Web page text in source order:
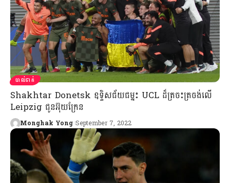
បាល់ទាត់
Shakhtar Donetsk ឧទ្ទិសជ័យជម្នះ UCL ដ៏ត្រចះត្រចង់លើ
Leipzig ជូនអ៊ុយក្រែន
Monghak Yong September 7, 2022